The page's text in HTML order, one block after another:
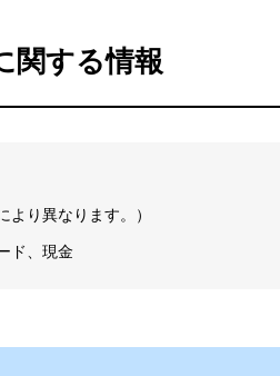
関する情報
より異なります。）
ド、現金